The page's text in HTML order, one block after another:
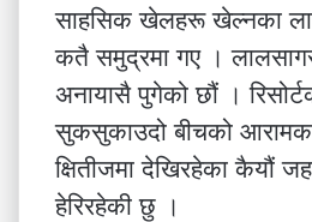
साहसिक खेलहरू खेल्नका
कतै समुद्रमा गए ।
अनायासै पुगेको छौं ।
सुकसुकाउदो बीचको
क्षितीजमा देखिरहेका कैयौं
हेरिरहेकी छु ।